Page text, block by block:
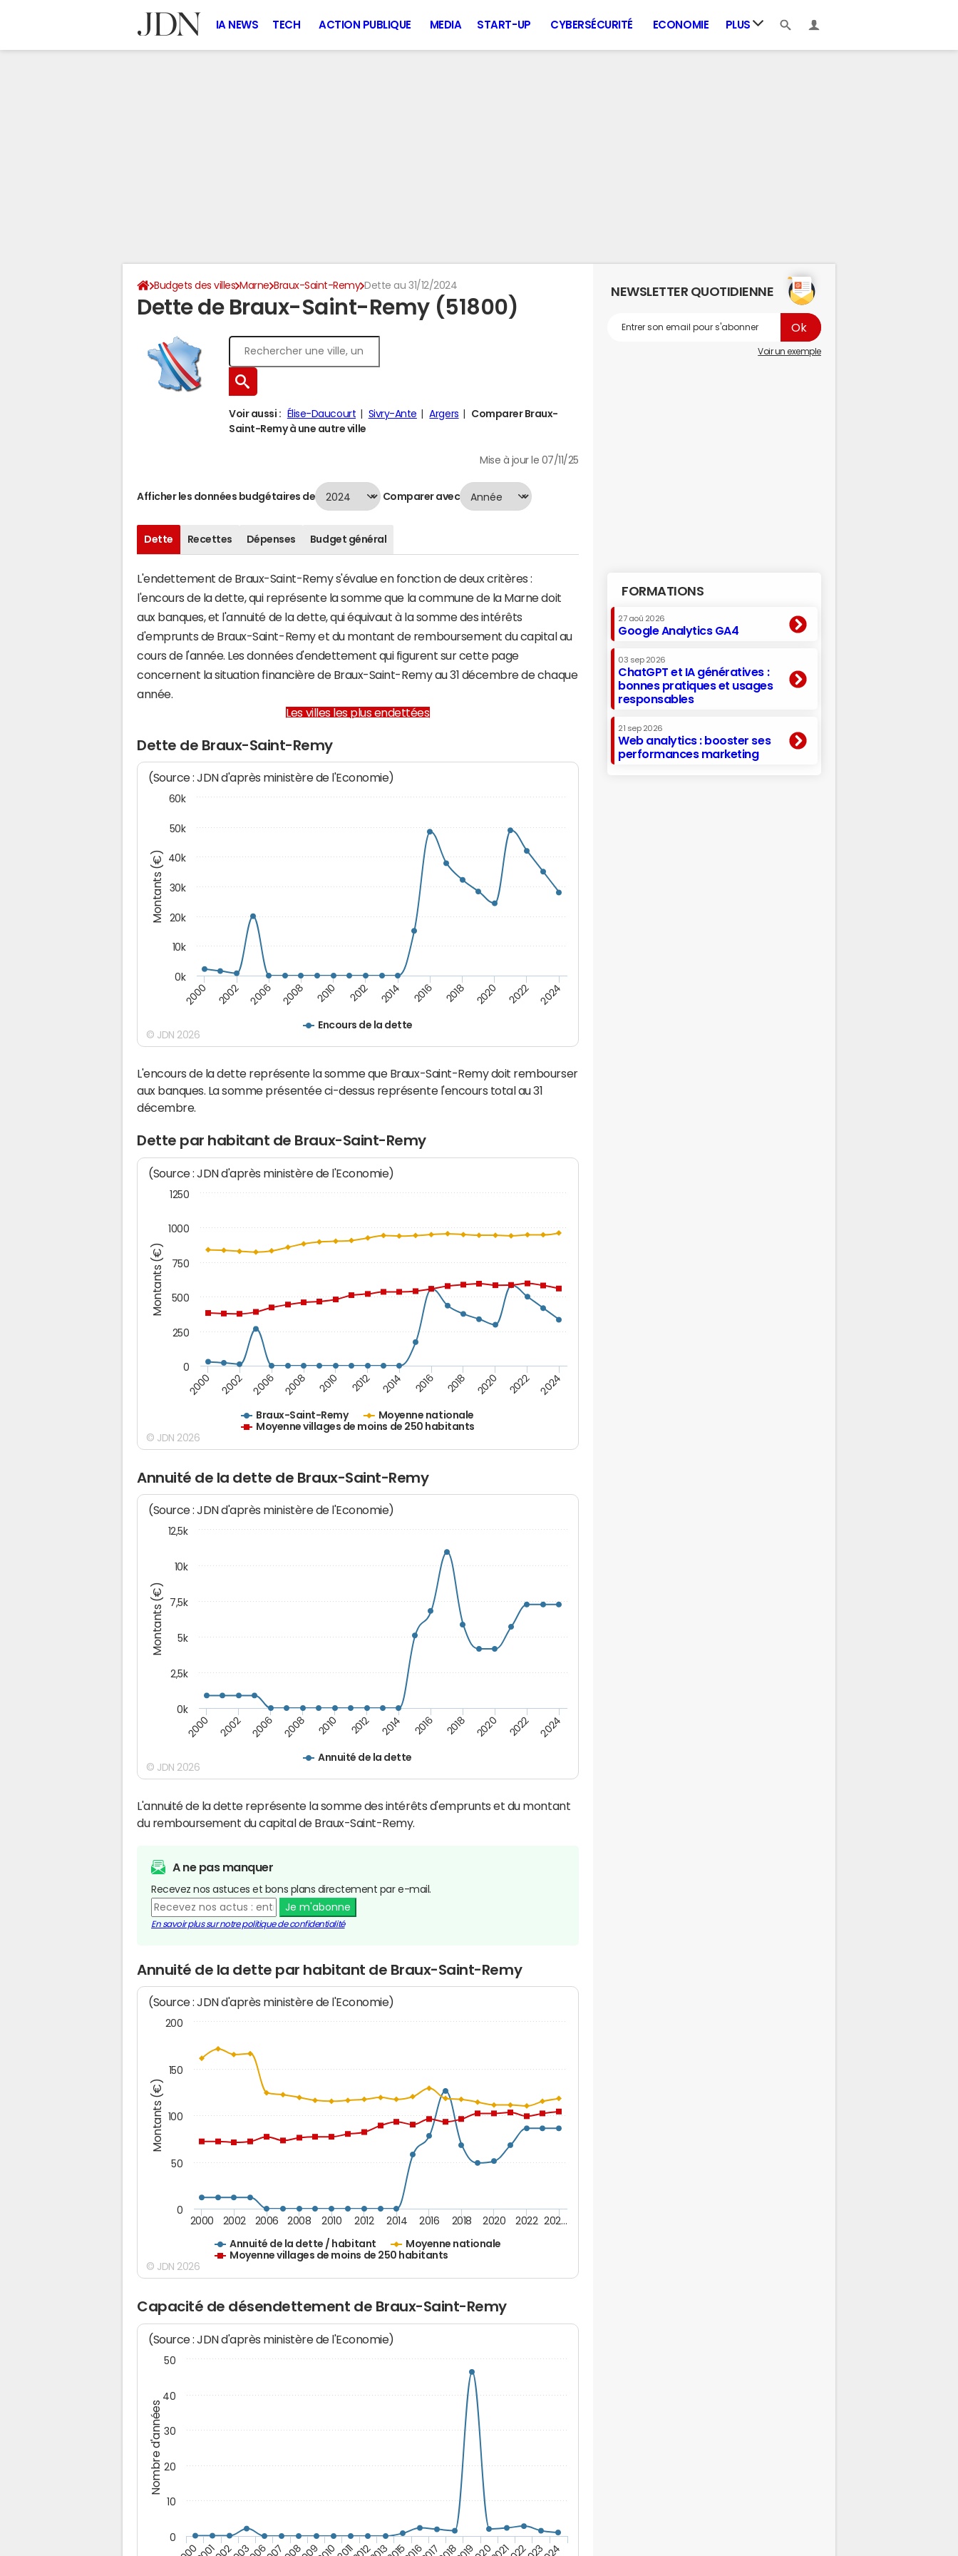
IA NEWS TECH ACTION PUBLIQUE MEDIA START-UP CYBERSÉCURITÉ ECONOMIE PLUS
Budgets des villes Marne Braux-Saint-Remy Dette au 31/12/2024
Dette de Braux-Saint-Remy (51800)
Voir aussi : Élise-Daucourt Sivry-Ante Argers
Comparer Braux-
Saint-Remy à une autre ville
Mise à jour le 07/11/25
Afficher les données budgétaires de Comparer avec
Dette Recettes Dépenses Budget général
L'endettement de Braux-Saint-Remy s'évalue en fonction de deux critères :
l'encours de la dette, qui représente la somme que la commune de la Marne doit
aux banques, et l'annuité de la dette, qui équivaut à la somme des intérêts
d'emprunts de Braux-Saint-Remy et du montant de remboursement du capital au
cours de l'année. Les données d'endettement qui figurent sur cette page
concernent la situation financière de Braux-Saint-Remy au 31 décembre de chaque
année.
Les villes les plus endettées
Dette de Braux-Saint-Remy
Montants (€)
(Source : JDN d'après ministère de l'Economie)
Encours de la dette
2000 2002 2006 2008 2010 2012 2014 2016 2018 2020 2022 2024
0k
10k
20k
30k
40k
50k
60k
© JDN 2026
L'encours de la dette représente la somme que Braux-Saint-Remy doit rembourser
aux banques. La somme présentée ci-dessus représente l'encours total au 31
décembre.
Dette par habitant de Braux-Saint-Remy
Montants (€)
(Source : JDN d'après ministère de l'Economie)
Braux-Saint-Remy
Moyenne nationale
Moyenne villages de moins de 250 habitants
2000 2002 2006 2008 2010 2012 2014 2016 2018 2020 2022 2024
0
250
500
750
1000
1250
© JDN 2026
Annuité de la dette de Braux-Saint-Remy
Montants (€)
(Source : JDN d'après ministère de l'Economie)
Annuité de la dette
2000 2002 2006 2008 2010 2012 2014 2016 2018 2020 2022 2024
0k
2,5k
5k
7,5k
10k
12,5k
© JDN 2026
L'annuité de la dette représente la somme des intérêts d'emprunts et du montant
du remboursement du capital de Braux-Saint-Remy.
A ne pas manquer
Recevez nos astuces et bons plans directement par e-mail.
Je m'abonne
En savoir plus sur notre politique de confidentialité
Annuité de la dette par habitant de Braux-Saint-Remy
Montants (€)
(Source : JDN d'après ministère de l'Economie)
Annuité de la dette / habitant
Moyenne nationale
Moyenne villages de moins de 250 habitants
2000 2002 2006 2008 2010 2012 2014 2016 2018 2020 2022 202…
0
50
100
150
200
© JDN 2026
Capacité de désendettement de Braux-Saint-Remy
Nombre d'années
(Source : JDN d'après ministère de l'Economie)
2011
0
10
20
30
40
50
NEWSLETTER QUOTIDIENNE
Voir un exemple
FORMATIONS
27 aoû 2026
Google Analytics GA4
03 sep 2026
ChatGPT et IA génératives :
bonnes pratiques et usages
responsables
21 sep 2026
Web analytics : booster ses
performances marketing